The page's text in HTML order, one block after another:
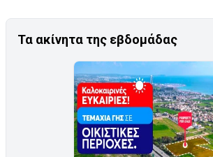
Τα ακίνητα της εβδομάδας